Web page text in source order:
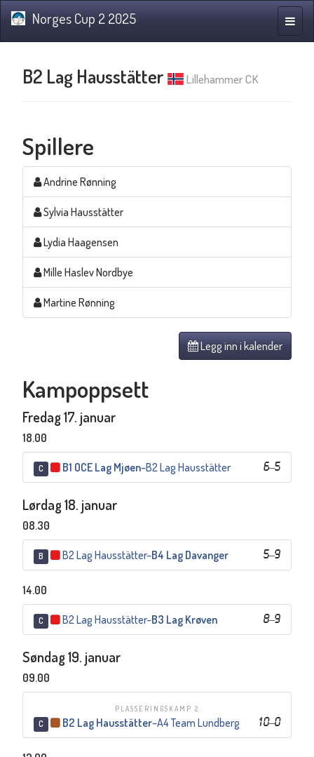
Norges Cup 2 2025
B2 Lag Hausstätter Lillehammer CK
Spillere
Andrine Rønning
Sylvia Hausstätter
Lydia Haagensen
Mille Haslev Nordbye
Martine Rønning
Legg inn i kalender
Kampoppsett
Fredag 17. januar
18.00
C 6–5
B1 OCE Lag Mjøen–B2 Lag Hausstätter
Lørdag 18. januar
08.30
B 5–9
B2 Lag Hausstätter–B4 Lag Davanger
14.00
C 8–9
B2 Lag Hausstätter–B3 Lag Krøven
Søndag 19. januar
09.00
PLASSERINGSKAMP 2
C 10–0
B2 Lag Hausstätter–A4 Team Lundberg